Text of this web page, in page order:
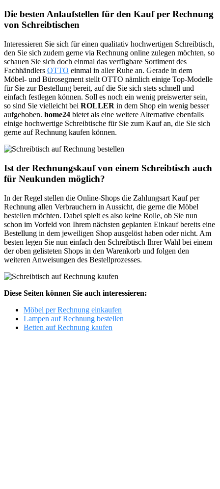
Die besten Anlaufstellen für den Kauf per Rechnung
von Schreibtischen
Interessieren Sie sich für einen qualitativ hochwertigen Schreibtisch,
den Sie sich zudem gerne via Rechnung online zulegen möchten, so
schauen Sie sich doch einmal das verfügbare Sortiment des
Fachhändlers OTTO einmal in aller Ruhe an. Gerade in dem
Möbel- und Bürosegment stellt OTTO nämlich einige Top-Modelle
für Sie zur Bestellung bereit, auf die Sie sich stets schnell und
einfach festlegen können. Soll es noch ein wenig preiswerter sein,
so sind Sie vielleicht bei ROLLER in dem Shop ein wenig besser
aufgehoben. home24 bietet als eine weitere Alternative ebenfalls
einige hochwertige Schreibtische für Sie zum Kauf an, die Sie sich
gerne auf Rechnung kaufen können.
Ist der Rechnungskauf von einem Schreibtisch auch
für Neukunden möglich?
In der Regel stellen die Online-Shops die Zahlungsart Kauf per
Rechnung allen Verbrauchern in Aussicht, die gerne die Möbel
bestellen möchten. Dabei spielt es also keine Rolle, ob Sie nun
schon im Vorfeld von Ihrem nächsten geplanten Einkauf bereits eine
Bestellung in dem jeweiligen Shop ausgelöst haben oder nicht. Am
besten legen Sie nun einfach den Schreibtisch Ihrer Wahl bei einem
der oben gelisteten Shops in den Warenkorb und folgen den
weiteren Anweisungen des Bestellprozesses.
Diese Seiten können Sie auch interessieren:
Möbel per Rechnung einkaufen
Lampen auf Rechnung bestellen
Betten auf Rechnung kaufen